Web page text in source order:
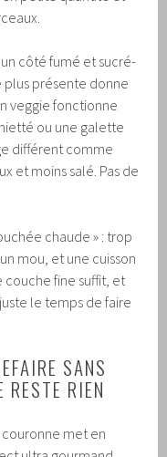
côté fumé et sucré-
plus présente donne
veggie fonctionne
ou une galette
différent comme
et moins salé. Pas de
chaude » : trop
mou, et une cuisson
couche fine suffit, et
le temps de faire
SANS
RESTE RIEN
met en